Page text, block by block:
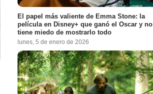
El papel más valiente de Emma Stone: la
película en Disney+ que ganó el Oscar y no
tiene miedo de mostrarlo todo
lunes, 5 de enero de 2026